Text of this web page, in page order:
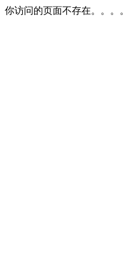
你访问的页面不存在。。。。